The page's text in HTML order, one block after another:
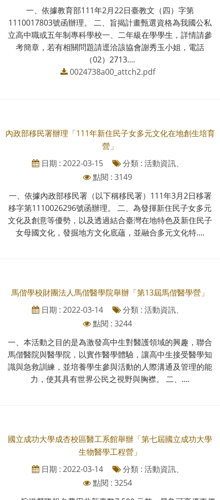
一、依據教育部111年2月22日臺教文（四）字第
1110017803號函辦理。 二、旨揭計畫甄選資格為我國公私
立高中職或五年制專科學校一、二年級在學學生，詳情請參
考簡章，若有相關問題請逕洽該協會謝秀玉小姐，電話
（02）2713....
0024738a00_attch2.pdf
內政部移民署辦理「111年新住民子女多元文化在地創生培育
營」
日期 : 2022-03-15
分類 : 活動資訊、
點閱 : 3149
一、依據內政部移民署（以下稱移民署）111年3月2日移署
移字第1110026296號函辦理。 二、為發揮新住民子女多元
文化及創意等優勢，以及透過結合臺灣在地特色及新住民子
女母國文化，發掘地方文化底蘊，並融合多元文化特....
馬偕學校財團法人馬偕醫學院舉辦「第13屆馬偕醫學營」
日期 : 2022-03-14
分類 : 活動資訊、
點閱 : 3244
一、本活動之目的是為激發高中生對醫護領域的興趣，聯合
馬偕醫院與醫學院，以實作醫學體驗，讓高中生接受醫學知
識與急救訓練，並培養學生參與活動的人際溝通及管理的能
力，使其具有世界公民之視野與胸襟。 二、....
國立成功大學成杏校區醫工系館舉辦「第七屆國立成功大學
生物醫學工程營」
日期 : 2022-03-14
分類 : 活動資訊、
點閱 : 3254